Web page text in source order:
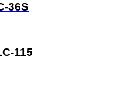
36S
115